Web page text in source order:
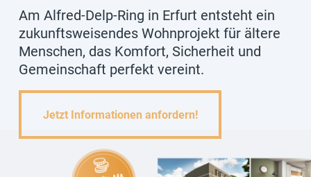
Am Alfred-Delp-Ring in Erfurt entsteht ein
zukunftsweisendes Wohnprojekt für ältere
Menschen, das Komfort, Sicherheit und
Gemeinschaft perfekt vereint.
Jetzt Informationen anfordern!